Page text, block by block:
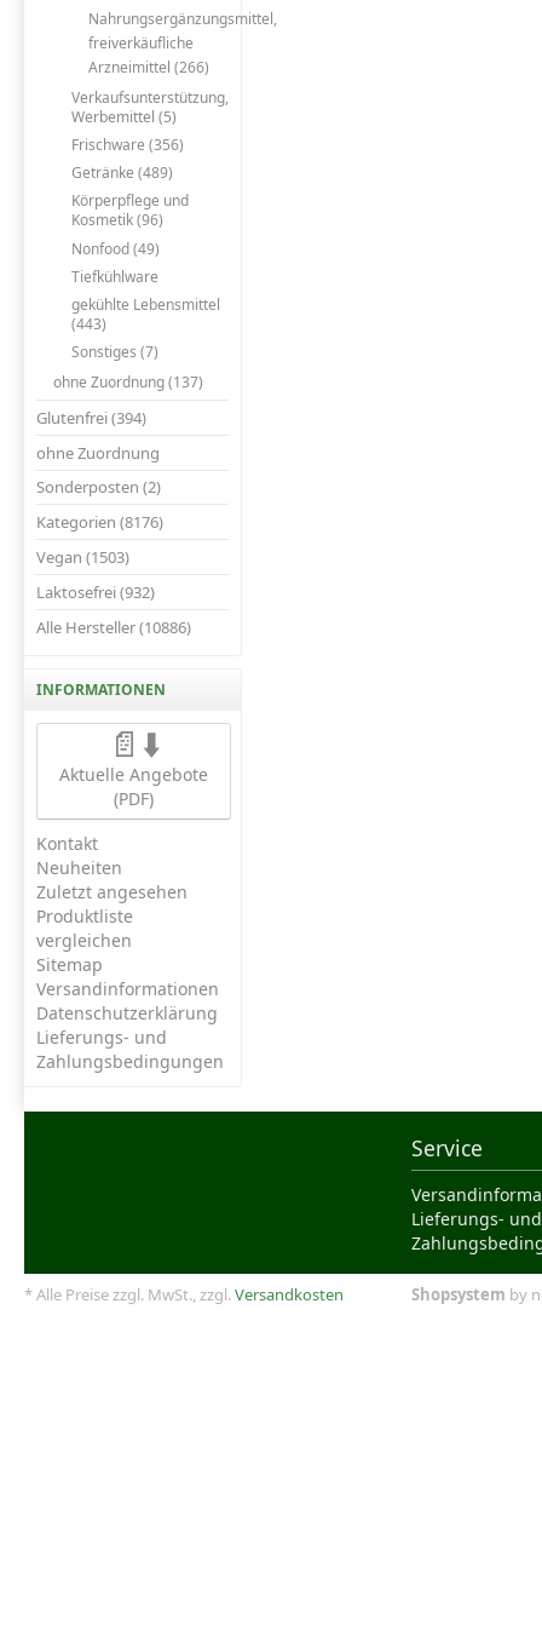
Nahrungsergänzungsmittel,
freiverkäufliche
Arzneimittel (266)
Verkaufsunterstützung,
Werbemittel (5)
Frischware (356)
Getränke (489)
Körperpflege und
Kosmetik (96)
Nonfood (49)
Tiefkühlware
gekühlte Lebensmittel
(443)
Sonstiges (7)
ohne Zuordnung (137)
Glutenfrei (394)
ohne Zuordnung
Sonderposten (2)
Kategorien (8176)
Vegan (1503)
Laktosefrei (932)
Alle Hersteller (10886)
INFORMATIONEN
📄⬇️
Aktuelle Angebote
(PDF)
Kontakt
Neuheiten
Zuletzt angesehen
Produktliste
vergleichen
Sitemap
Versandinformationen
Datenschutzerklärung
Lieferungs- und
Zahlungsbedingungen
Service
Lieferungs- und
* Alle Preise zzgl. MwSt., zzgl.Versandkosten Shopsystem by